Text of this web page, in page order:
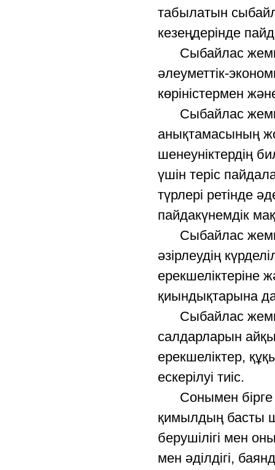
табылатын
кезеңдерінде
Сыбайлас
әлеуметтік-
көріністермен
Сыбайлас
анықтамасының
шенеуніктердің
үшін теріс
түрлері ретінде
пайдакүнемдік
Сыбайлас
әзірлеудің
ерекшеліктеріне
қиындықтарына
Сыбайлас
салдарларын
ерекшеліктер,
ескерілуі тиіс.
Сонымен бірге
қимылдың басты
берушілігі мен
мен әділдігі,